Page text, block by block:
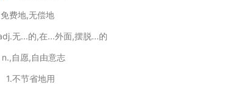
免费地,无偿地
无...的,在...外面,摆脱...的
n.,自愿,自由意志
1.不节省地用